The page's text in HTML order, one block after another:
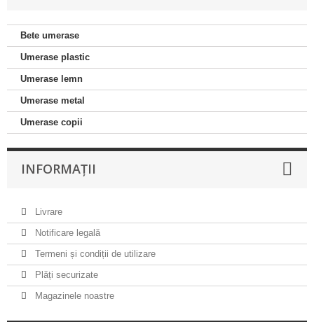
Bete umerase
Umerase plastic
Umerase lemn
Umerase metal
Umerase copii
INFORMAȚII
Livrare
Notificare legală
Termeni și condiții de utilizare
Plăți securizate
Magazinele noastre